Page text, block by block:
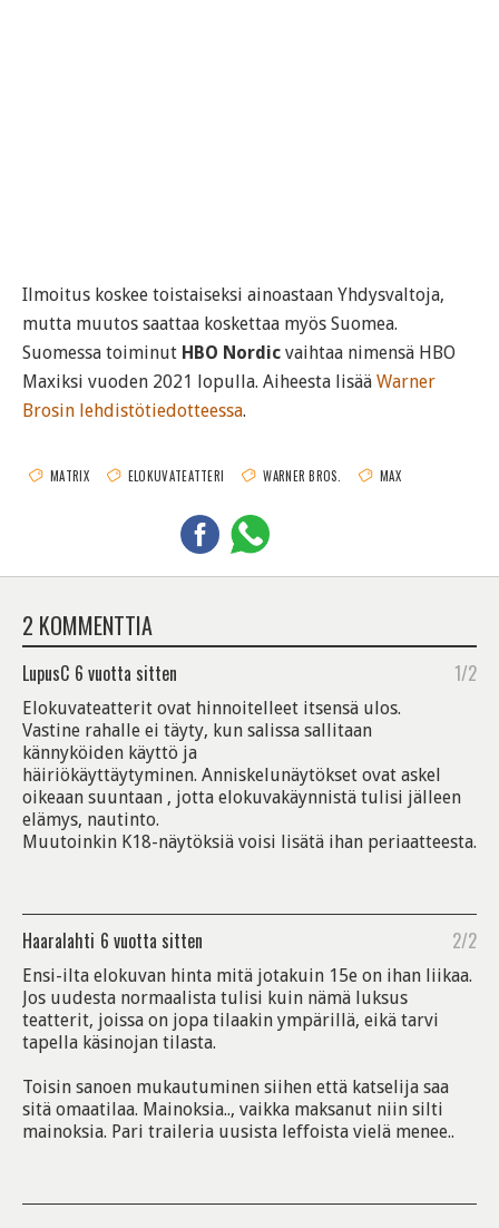
Ilmoitus koskee toistaiseksi ainoastaan Yhdysvaltoja,
mutta muutos saattaa koskettaa myös Suomea.
Suomessa toiminut HBO Nordic vaihtaa nimensä HBO
Maxiksi vuoden 2021 lopulla. Aiheesta lisää Warner
Brosin lehdistötiedotteessa.
MATRIX ELOKUVATEATTERI WARNER BROS. MAX
2 KOMMENTTIA
LupusC 6 vuotta sitten 1/2
Elokuvateatterit ovat hinnoitelleet itsensä ulos.
Vastine rahalle ei täyty, kun salissa sallitaan
kännyköiden käyttö ja
häiriökäyttäytyminen. Anniskelunäytökset ovat askel
oikeaan suuntaan , jotta elokuvakäynnistä tulisi jälleen
elämys, nautinto.
Muutoinkin K18-näytöksiä voisi lisätä ihan periaatteesta.
Haaralahti 6 vuotta sitten 2/2
Ensi-ilta elokuvan hinta mitä jotakuin 15e on ihan liikaa.
Jos uudesta normaalista tulisi kuin nämä luksus
teatterit, joissa on jopa tilaakin ympärillä, eikä tarvi
tapella käsinojan tilasta.
Toisin sanoen mukautuminen siihen että katselija saa
sitä omaatilaa. Mainoksia.., vaikka maksanut niin silti
mainoksia. Pari traileria uusista leffoista vielä menee..